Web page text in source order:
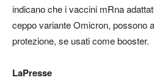
indicano che i vaccini mRna
ceppo variante Omicron, possono
protezione, se usati come booster.
LaPresse